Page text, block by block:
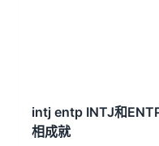
intj entp INTJ和
相成就